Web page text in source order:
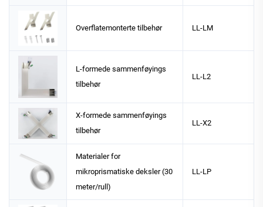
Overflatemonterte tilbehør LL-LM
L-formede sammenføyings
tilbehør
LL-L2
X-formede sammenføyings
tilbehør
LL-X2
Materialer for
mikroprismatiske deksler (30
meter/rull)
LL-LP